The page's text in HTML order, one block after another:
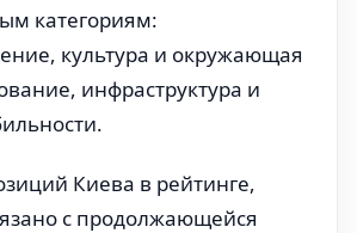
категориям:
культура и окружающая
инфраструктура и
Киева в рейтинге,
с продолжающейся